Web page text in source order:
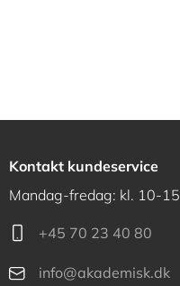
Kontakt kundeservice
Mandag-fredag: kl. 10-15
+45 70 23 40 80
info@akademisk.dk